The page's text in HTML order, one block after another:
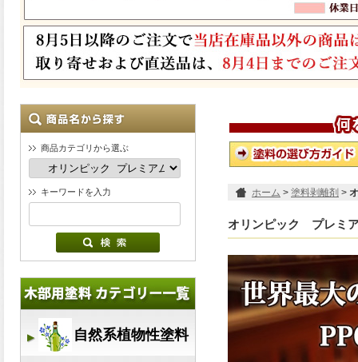
商品カテゴリから選ぶ
キーワードを入力 ホーム > 塗料剥離剤 >
オリンピック プレミ